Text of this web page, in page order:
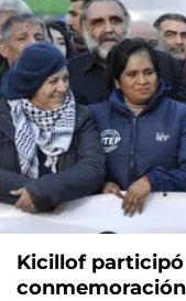
Kicillof